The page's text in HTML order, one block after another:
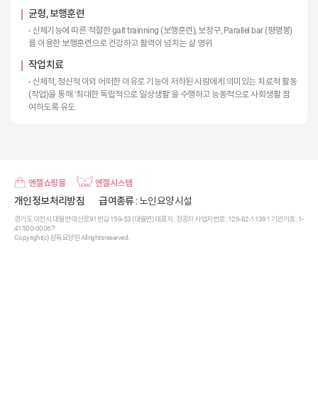
균형, 보행훈련
- 신체기능에 따른 적절한 gait trainning (보행훈련), 보장구, Parallel bar (평행봉)
를 이용한 보행훈련으로 건강하고 활력이 넘치는 삶 영위
작업치료
- 신체적, 정신적 이외 어떠한 이유로 기능이 저하된 사람에게 의미있는 치료적 활동
(작업)을 통해 ‘최대한 독립적으로 일상생활’을 수행하고 능동적으로 사회생활 참
여하도록 유도
엔젤쇼핑몰 엔젤시스템
개인정보처리방침 급여종류: 노인요양시설
경기도 이천시 대월면 대산로91번길 159-53 (대월면) 대표자 : 정광자 사업자번호 : 126-82-11391 기관기호 : 1-
41500-00067
Copyright(c) 삼육요양원 All rights reserved.